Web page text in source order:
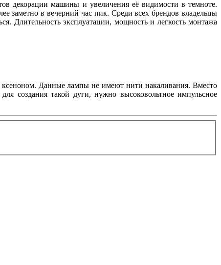
декорации машины и увеличения её видимости в темноте.
заметно в вечерний час пик. Среди всех брендов владельцы
Длительность эксплуатации, мощность и легкость монтажа
ксеноном. Данные лампы не имеют нити накаливания. Вместо
создания такой дуги, нужно высоковольтное импульсное